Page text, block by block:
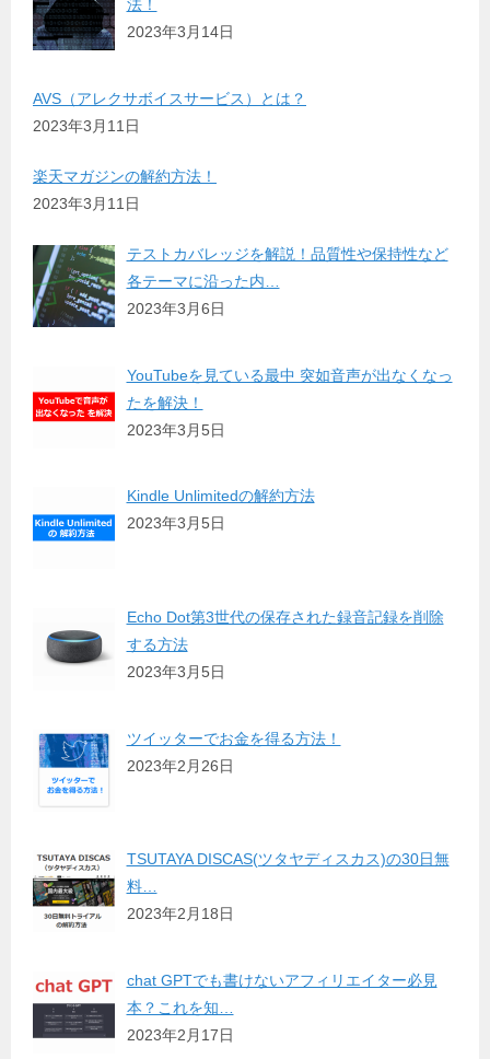
法！
2023年3月14日
AVS（アレクサボイスサービス）とは？
2023年3月11日
楽天マガジンの解約方法！
2023年3月11日
テストカバレッジを解説！品質性や保持性など
各テーマに沿った内…
2023年3月6日
YouTubeを見ている最中 突如音声が出なくなっ
たを解決！
2023年3月5日
Kindle Unlimitedの解約方法
2023年3月5日
Echo Dot第3世代の保存された録音記録を削除
する方法
2023年3月5日
ツイッターでお金を得る方法！
2023年2月26日
TSUTAYA DISCAS(ツタヤディスカス)の30日無
料…
2023年2月18日
chat GPTでも書けないアフィリエイター必見
本？これを知…
2023年2月17日